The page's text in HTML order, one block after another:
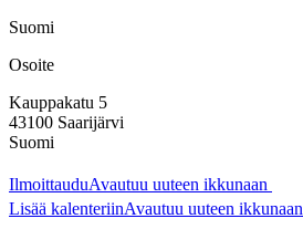
Suomi
Osoite
Kauppakatu 5
43100 Saarijärvi
Suomi
IlmoittauduAvautuu uuteen ikkunaan
Lisää kalenteriinAvautuu uuteen ikkunaan